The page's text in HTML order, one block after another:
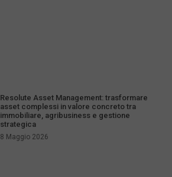
Resolute Asset Management: trasformare
asset complessi in valore concreto tra
immobiliare, agribusiness e gestione
strategica
8 Maggio 2026